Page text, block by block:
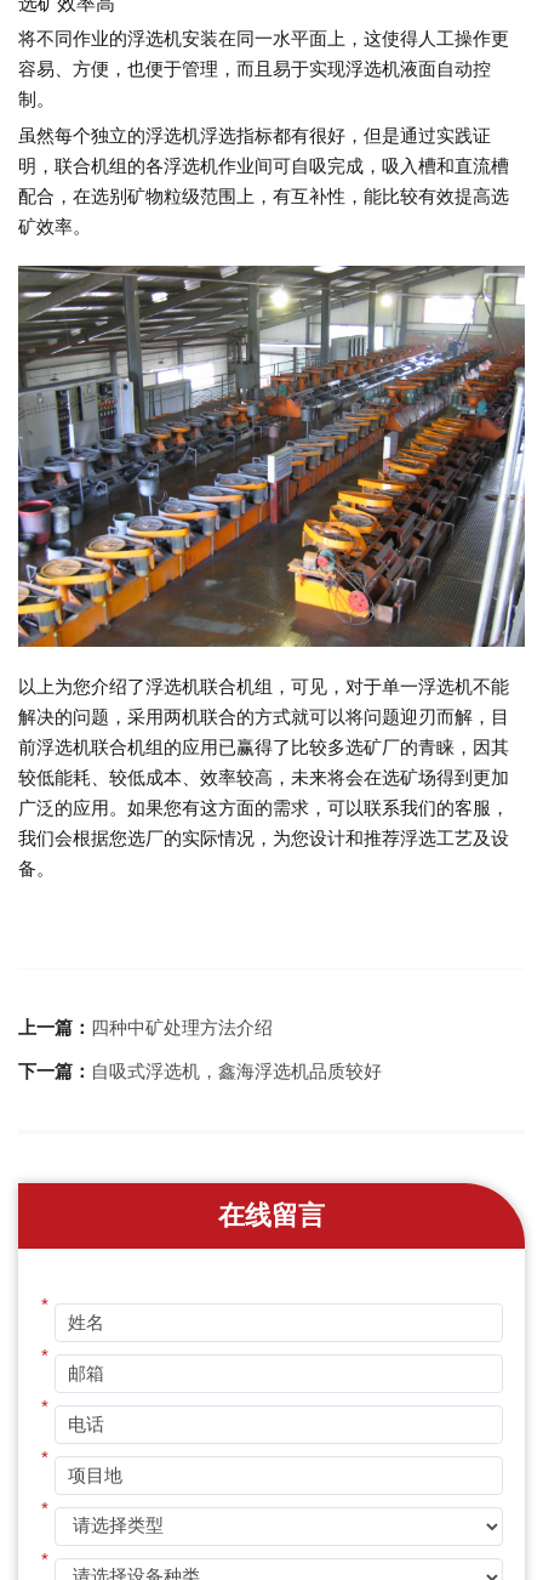
将不同作业的浮选机安装在同一水平面上，这使得人工操作更
容易、方便，也便于管理，而且易于实现浮选机液面自动控
制。
虽然每个独立的浮选机浮选指标都有很好，但是通过实践证
明，联合机组的各浮选机作业间可自吸完成，吸入槽和直流槽
配合，在选别矿物粒级范围上，有互补性，能比较有效提高选
矿效率。
以上为您介绍了浮选机联合机组，可见，对于单一浮选机不能
解决的问题，采用两机联合的方式就可以将问题迎刃而解，目
前浮选机联合机组的应用已赢得了比较多选矿厂的青睐，因其
较低能耗、较低成本、效率较高，未来将会在选矿场得到更加
广泛的应用。如果您有这方面的需求，可以联系我们的客服，
我们会根据您选厂的实际情况，为您设计和推荐浮选工艺及设
备。
上一篇： 四种中矿处理方法介绍
下一篇： 自吸式浮选机，鑫海浮选机品质较好
在线留言
*
*
*
*
*
*